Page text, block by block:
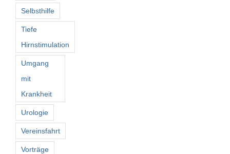
Selbsthilfe
Tiefe
Hirnstimulation
Umgang
mit
Krankheit
Urologie
Vereinsfahrt
Vorträge